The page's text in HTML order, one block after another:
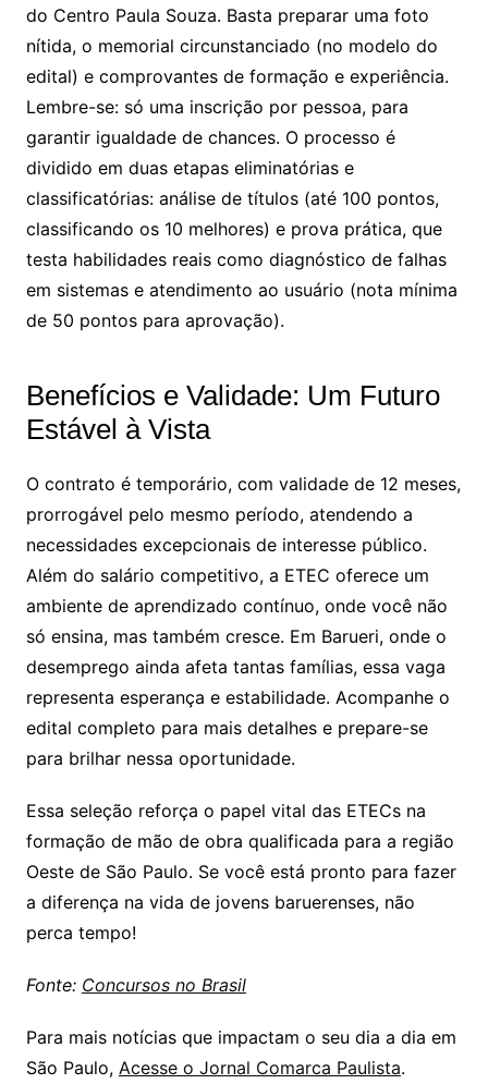
do Centro Paula Souza. Basta preparar uma foto
nítida, o memorial circunstanciado (no modelo do
edital) e comprovantes de formação e experiência.
Lembre-se: só uma inscrição por pessoa, para
garantir igualdade de chances. O processo é
dividido em duas etapas eliminatórias e
classificatórias: análise de títulos (até 100 pontos,
classificando os 10 melhores) e prova prática, que
testa habilidades reais como diagnóstico de falhas
em sistemas e atendimento ao usuário (nota mínima
de 50 pontos para aprovação).
Benefícios e Validade: Um Futuro
Estável à Vista
O contrato é temporário, com validade de 12 meses,
prorrogável pelo mesmo período, atendendo a
necessidades excepcionais de interesse público.
Além do salário competitivo, a ETEC oferece um
ambiente de aprendizado contínuo, onde você não
só ensina, mas também cresce. Em Barueri, onde o
desemprego ainda afeta tantas famílias, essa vaga
representa esperança e estabilidade. Acompanhe o
edital completo para mais detalhes e prepare-se
para brilhar nessa oportunidade.
Essa seleção reforça o papel vital das ETECs na
formação de mão de obra qualificada para a região
Oeste de São Paulo. Se você está pronto para fazer
a diferença na vida de jovens baruerenses, não
perca tempo!
Fonte: Concursos no Brasil
Para mais notícias que impactam o seu dia a dia em
São Paulo, Acesse o Jornal Comarca Paulista.